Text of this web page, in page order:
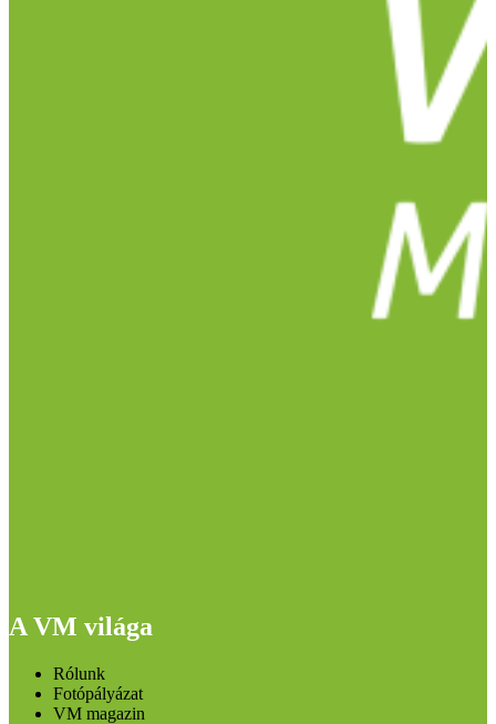
A VM világa
Rólunk
Fotópályázat
VM magazin